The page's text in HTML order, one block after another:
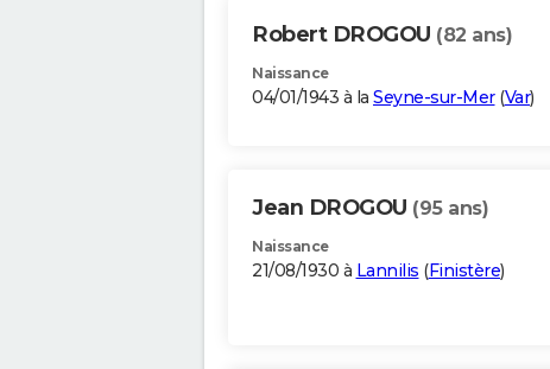
Robert DROGOU (82 ans)
Naissance
04/01/1943 à la Seyne-sur-Mer(Var)
Jean DROGOU (95 ans)
Naissance
21/08/1930 à Lannilis (Finistère)